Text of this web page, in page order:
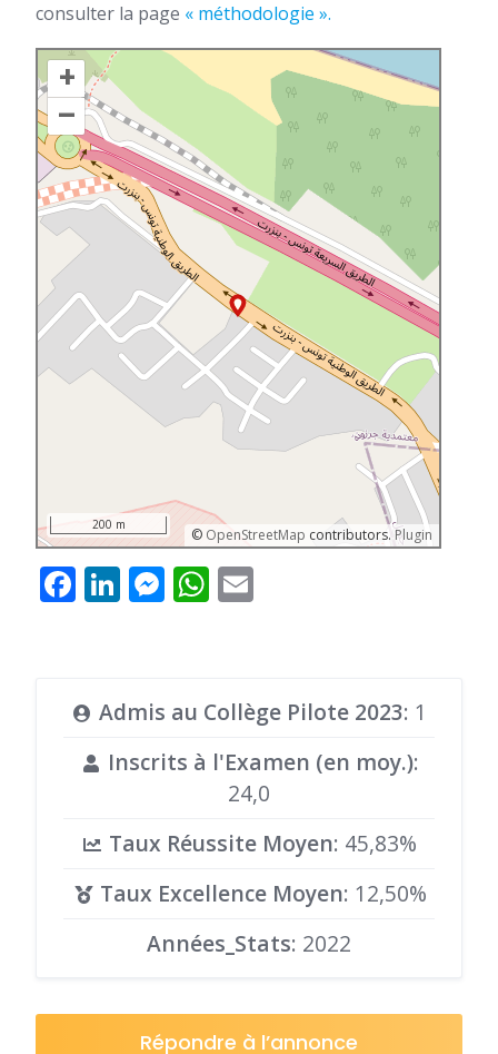
consulter la page « méthodologie ».
+
–
© OpenStreetMap contributors.Plugin
200 m
Facebook
LinkedIn
Messenger
WhatsApp
Admis au Collège Pilote 2023: 1
Inscrits à l'Examen (en moy.):
24,0
Taux Réussite Moyen: 45,83%
Taux Excellence Moyen: 12,50%
Années_Stats: 2022
Répondre à l’annonce